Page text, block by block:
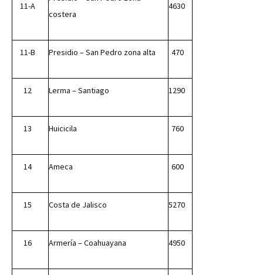
11-A
costera
4630
11-B Presidio – San Pedro zona alta 470
12 Lerma – Santiago 1290
13 Huicicila 760
14 Ameca 600
15 Costa de Jalisco 5270
16 Armería – Coahuayana 4950